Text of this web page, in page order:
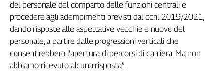
Slc
Spi
Inca
Caaf
Speciali
del personale del comparto delle funzioni centrali e
procedere agli adempimenti previsti dal ccnl 2019/2021,
dando risposte alle aspettative vecchie e nuove del
personale, a partire dalle progressioni verticali che
consentirebbero l'apertura di percorsi di carriera. Ma non
abbiamo ricevuto alcuna risposta”.